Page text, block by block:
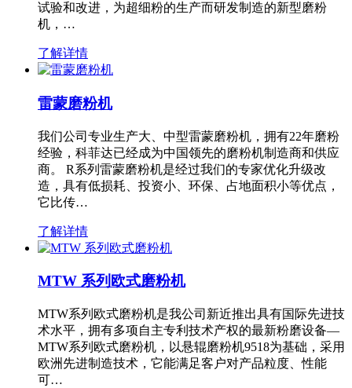
试验和改进，为超细粉的生产而研发制造的新型磨粉
机，…
了解详情
雷蒙磨粉机
我们公司专业生产大、中型雷蒙磨粉机，拥有22年磨粉
经验，科菲达已经成为中国领先的磨粉机制造商和供应
商。 R系列雷蒙磨粉机是经过我们的专家优化升级改
造，具有低损耗、投资小、环保、占地面积小等优点，
它比传…
了解详情
MTW 系列欧式磨粉机
MTW系列欧式磨粉机是我公司新近推出具有国际先进技
术水平，拥有多项自主专利技术产权的最新粉磨设备—
MTW系列欧式磨粉机，以悬辊磨粉机9518为基础，采用
欧洲先进制造技术，它能满足客户对产品粒度、性能
可…